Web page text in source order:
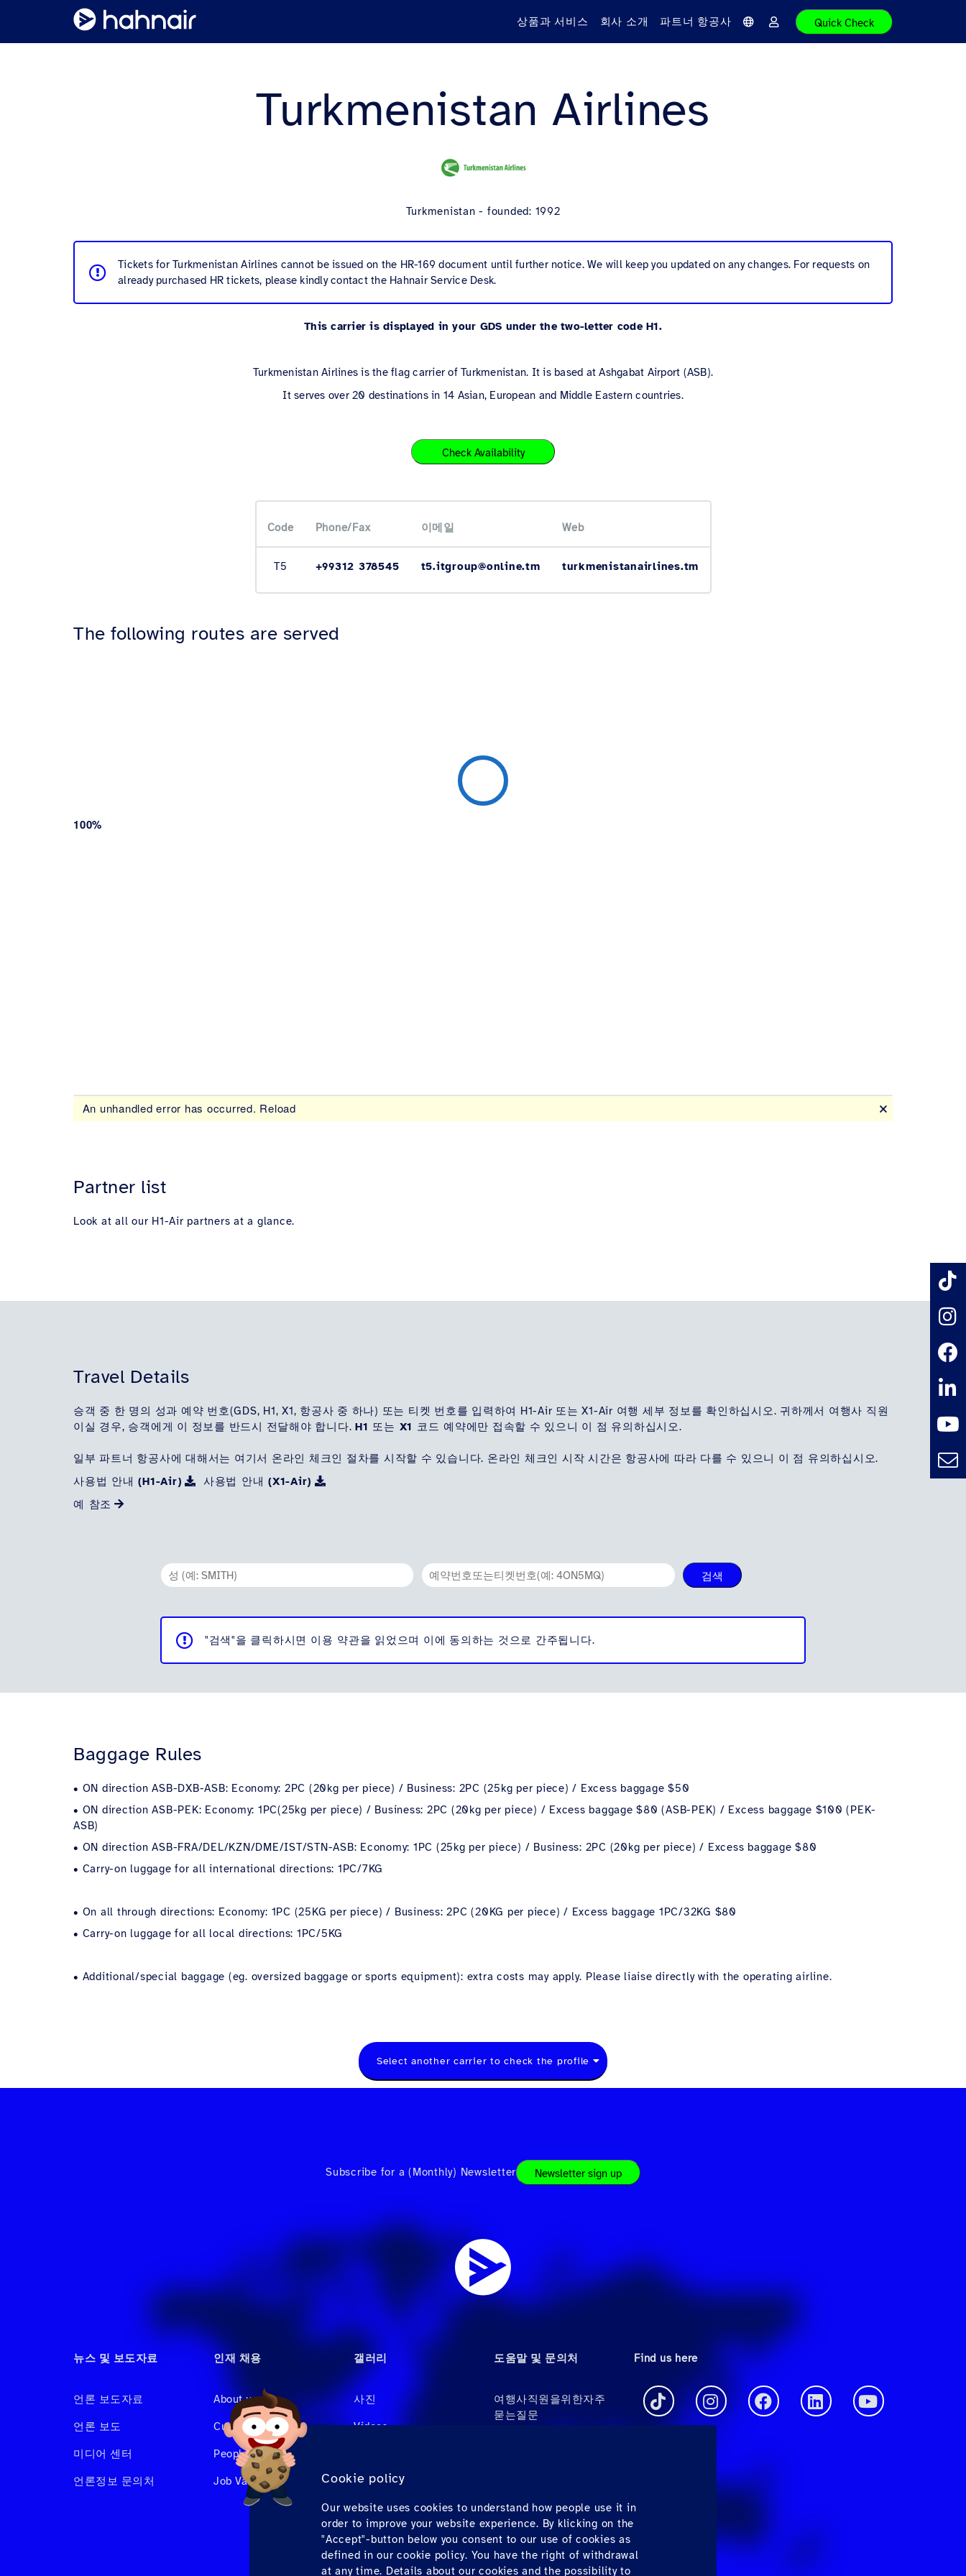
Cookie policy
Our website uses cookies to understand how people use it in
order to improve your website experience. By klicking on the
"Accept"-button below you consent to our use of cookies as
defined in our cookie policy. You have the right of withdrawal
at any time. Details about our cookies and the possibility to
상품과 서비스 회사 소개 파트너 항공사
언
로
인
Quick Check
Turkmenistan Airlines
Turkmenistan - founded: 1992
Tickets for Turkmenistan Airlines cannot be issued on the HR-169 document until further notice. We will keep you updated on any changes. For requests on
already purchased HR tickets, please kindly contact the Hahnair Service Desk.
This carrier is displayed in your GDS under the two-letter code H1.
Turkmenistan Airlines is the flag carrier of Turkmenistan. It is based at Ashgabat Airport (ASB).
It serves over 20 destinations in 14 Asian, European and Middle Eastern countries.
Check Availability
Code Phone/Fax 이메일 Web
T5 +99312 378545 t5.itgroup@online.tm turkmenistanairlines.tm
The following routes are served
Partner list
Look at all our H1-Air partners at a glance.
Travel Details
승객 중 한 명의 성과 예약 번호(GDS, H1, X1, 항공사 중 하나) 또는 티켓 번호를 입력하여 H1-Air 또는 X1-Air 여행 세부 정보를 확인하십시오. 귀하께서 여행사 직원
이실 경우, 승객에게 이 정보를 반드시 전달해야 합니다. H1 또는 X1 코드 예약에만 접속할 수 있으니 이 점 유의하십시오.
일부 파트너 항공사에 대해서는 여기서 온라인 체크인 절차를 시작할 수 있습니다. 온라인 체크인 시작 시간은 항공사에 따라 다를 수 있으니 이 점 유의하십시오.
사용법 안내 (H1-Air)
사용법 안내 (X1-Air)
예 참조
검색
"검색"을 클릭하시면 이용 약관을 읽었으며 이에 동의하는 것으로 간주됩니다.
Baggage Rules
• ON direction ASB-DXB-ASB: Economy: 2PC (20kg per piece) / Business: 2PC (25kg per piece) / Excess baggage $50
• ON direction ASB-PEK: Economy: 1PC(25kg per piece) / Business: 2PC (20kg per piece) / Excess baggage $80 (ASB-PEK) / Excess baggage $100 (PEK-
ASB)
• ON direction ASB-FRA/DEL/KZN/DME/IST/STN-ASB: Economy: 1PC (25kg per piece) / Business: 2PC (20kg per piece) / Excess baggage $80
• Carry-on luggage for all international directions: 1PC/7KG
• On all through directions: Economy: 1PC (25KG per piece) / Business: 2PC (20KG per piece) / Excess baggage 1PC/32KG $80
• Carry-on luggage for all local directions: 1PC/5KG
• Additional/special baggage (eg. oversized baggage or sports equipment): extra costs may apply. Please liaise directly with the operating airline.
Select another carrier to check the profile
Subscribe for a (Monthly) Newsletter Newsletter sign up
뉴스 및 보도자료
언론 보도자료
언론 보도
미디어 센터
언론정보 문의처
인재 채용
About us
Culture & Benefits
People at Hahnair
Job Vacancies
갤러리
사진
Videos
도움말 및 문의처
여행사직원을위한자주
묻는질문
다운로드
Find us here